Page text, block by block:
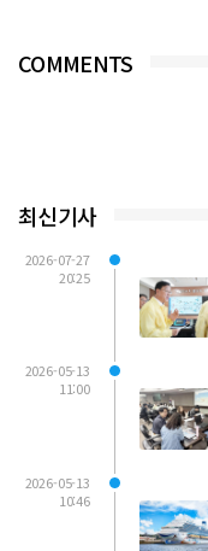
COMMENTS
최신기사
2026-07-27
20:25
2026-05-13
11:00
2026-05-13
10:46